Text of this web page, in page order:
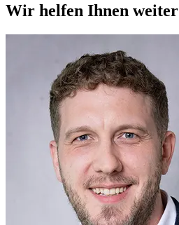
Wir helfen Ihnen weiter